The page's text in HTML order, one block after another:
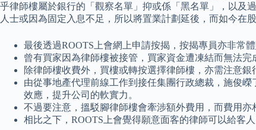
乎律師樓屬於銀行的「觀察名單」抑或係「黑名單」，以及
人士或因為固定入息不足，所以將置業計劃延後，而如今在
最後透過ROOTS上會網上申請按揭，按揭專員亦非常
曾有買家因為律師樓被接管，買家資金遭凍結而無法
除律師樓收費外，買樓或轉按選擇律師樓，亦需注意銀
由從事地產代理前線工作到接任集團行政總裁，施俊
效應，提升公司的軟實力。
不過要注意，搵駁腳律師樓會牽涉額外費用，而費用
相比之下，ROOTS上會覺得願意面客的律師可以給客人